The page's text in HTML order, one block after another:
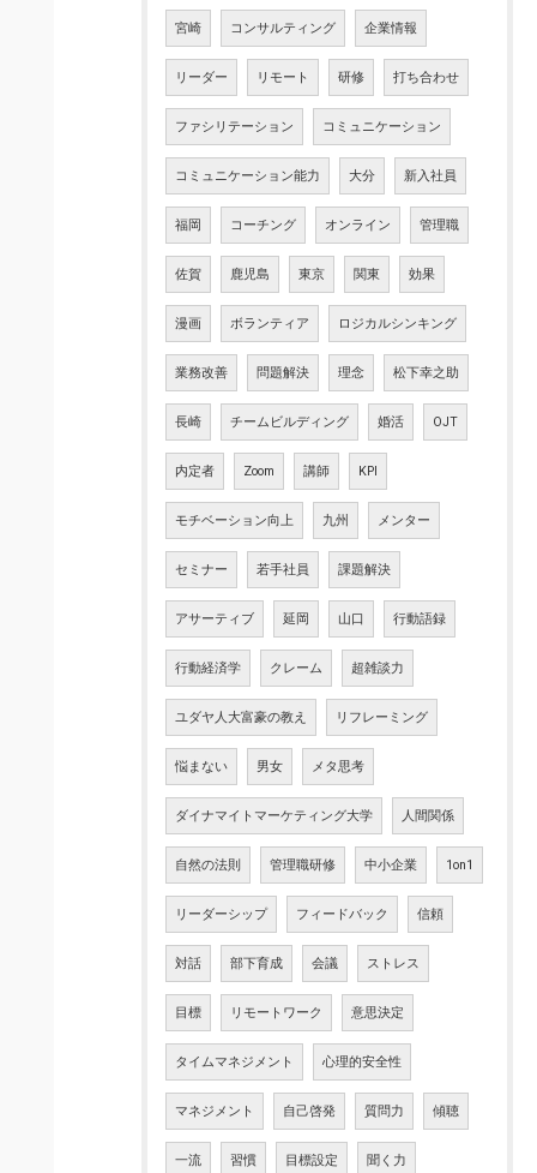
宮崎 コンサルティング 企業情報
リーダー リモート 研修 打ち合わせ
ファシリテーション コミュニケーション
コミュニケーション能力 大分 新入社員
福岡 コーチング オンライン 管理職
佐賀 鹿児島 東京 関東 効果
漫画 ボランティア ロジカルシンキング
業務改善 問題解決 理念 松下幸之助
長崎 チームビルディング 婚活 OJT
内定者 Zoom 講師 KPI
モチベーション向上 九州 メンター
セミナー 若手社員 課題解決
アサーティブ 延岡 山口 行動語録
行動経済学 クレーム 超雑談力
ユダヤ人大富豪の教え リフレーミング
悩まない 男女 メタ思考
ダイナマイトマーケティング大学 人間関係
自然の法則 管理職研修 中小企業 1on1
リーダーシップ フィードバック 信頼
対話 部下育成 会議 ストレス
目標 リモートワーク 意思決定
タイムマネジメント 心理的安全性
マネジメント 自己啓発 質問力 傾聴
一流 習慣 目標設定 聞く力